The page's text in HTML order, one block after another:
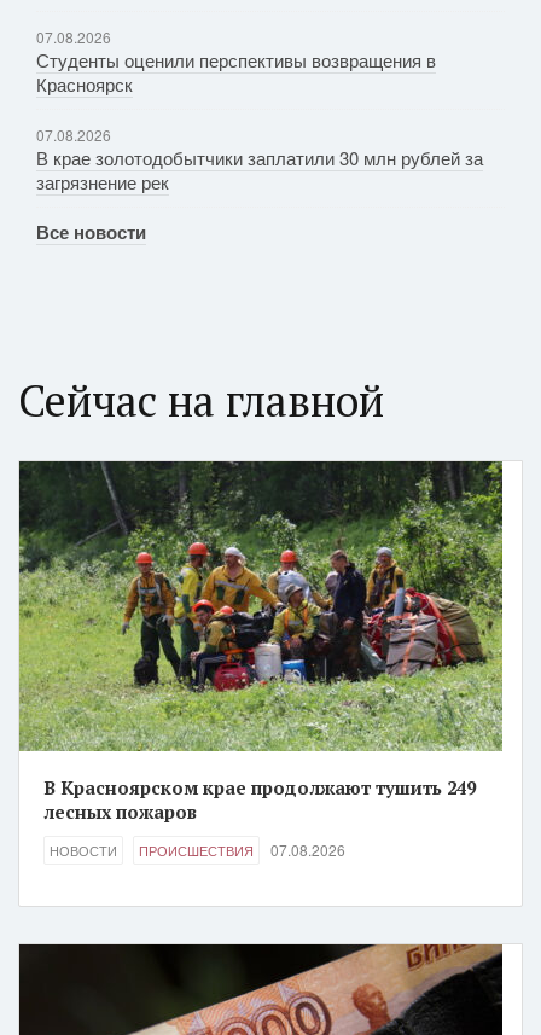
07.08.2026
Студенты оценили перспективы возвращения в
Красноярск
07.08.2026
В крае золотодобытчики заплатили 30 млн рублей за
загрязнение рек
Все новости
Сейчас на главной
В Красноярском крае продолжают тушить 249
лесных пожаров
НОВОСТИ ПРОИСШЕСТВИЯ 07.08.2026